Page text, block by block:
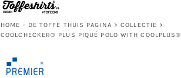
HOME - DE TOFFE THUIS PAGINA > COLLECTIE >
COOLCHECKER® PLUS PIQUÉ POLO WITH COOLPLUS®